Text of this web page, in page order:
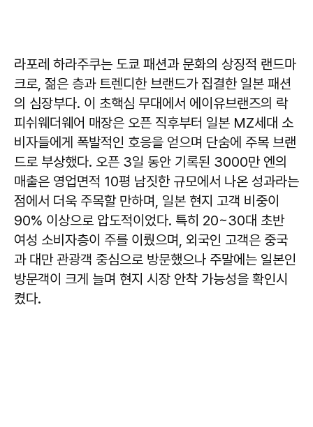
라포레 하라주쿠는 도쿄 패션과 문화의 상징적 랜드마
크로, 젊은 층과 트렌디한 브랜드가 집결한 일본 패션
의 심장부다. 이 초핵심 무대에서 에이유브랜즈의 락
피쉬웨더웨어 매장은 오픈 직후부터 일본 MZ세대 소
비자들에게 폭발적인 호응을 얻으며 단숨에 주목 브랜
드로 부상했다. 오픈 3일 동안 기록된 3000만 엔의
매출은 영업면적 10평 남짓한 규모에서 나온 성과라는
점에서 더욱 주목할 만하며, 일본 현지 고객 비중이
90% 이상으로 압도적이었다. 특히 20~30대 초반
여성 소비자층이 주를 이뤘으며, 외국인 고객은 중국
과 대만 관광객 중심으로 방문했으나 주말에는 일본인
방문객이 크게 늘며 현지 시장 안착 가능성을 확인시
켰다.